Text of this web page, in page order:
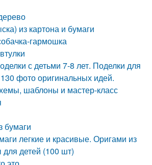
из картона и бумаги
гармошка
с детьми 7-8 лет. Поделки для
фото оригинальных идей.
шаблоны и мастер-класс
бумаги
легкие и красивые. Оригами из
детей (100 шт)